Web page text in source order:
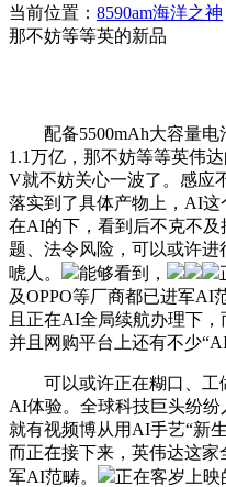
当前位置： 8590am海洋之神
那不妨等等英的新品
配备5500mAh大容量电
1.1万亿，那不妨等等英伟
V就不妨关心一波了。感应
落实到了具体产物上，AI
在AI的下，看到后不克不
题、法令风险，可以或许
唬人。
能够看到，
及OPPO等厂商都已进军AI
且正在AI全局续航办理下，
并且网购平台上还有不少
可以或许正在糊口、工
AI体验。全球科技巨头纷
就有视频博从用AI手艺“新
而正在接下来，英伟达这
军AI范畴。
正在客岁上映